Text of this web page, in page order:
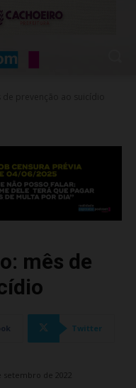
mês de
Twitter
setembro de 2022